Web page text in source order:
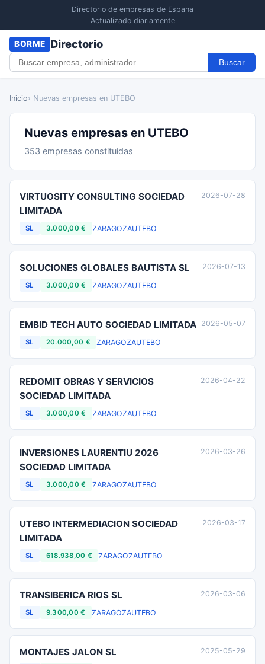
Directorio de empresas de Espana
Actualizado diariamente
BORME Directorio
Buscar
Inicio› Nuevas empresas en UTEBO
Nuevas empresas en UTEBO
353 empresas constituidas
VIRTUOSITY CONSULTING SOCIEDAD
LIMITADA
SL 3.000,00 € ZARAGOZAUTEBO
2026-07-28
SOLUCIONES GLOBALES BAUTISTA SL
SL 3.000,00 € ZARAGOZAUTEBO
2026-07-13
EMBID TECH AUTO SOCIEDAD LIMITADA
SL 20.000,00 € ZARAGOZAUTEBO
2026-05-07
REDOMIT OBRAS Y SERVICIOS
SOCIEDAD LIMITADA
SL 3.000,00 € ZARAGOZAUTEBO
2026-04-22
INVERSIONES LAURENTIU 2026
SOCIEDAD LIMITADA
SL 3.000,00 € ZARAGOZAUTEBO
2026-03-26
UTEBO INTERMEDIACION SOCIEDAD
LIMITADA
SL 618.938,00 € ZARAGOZAUTEBO
2026-03-17
TRANSIBERICA RIOS SL
SL 9.300,00 € ZARAGOZAUTEBO
2026-03-06
MONTAJES JALON SL 2025-05-29